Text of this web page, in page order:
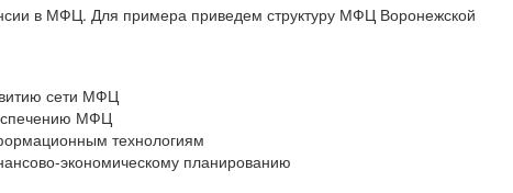
в МФЦ. Для примера приведем структуру МФЦ Воронежской
сети МФЦ
МФЦ
технологиям
экономическому планированию